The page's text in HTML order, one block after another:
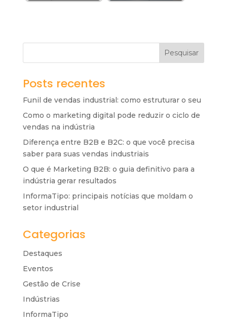
Pesquisar
Posts recentes
Funil de vendas industrial: como estruturar o seu
Como o marketing digital pode reduzir o ciclo de
vendas na indústria
Diferença entre B2B e B2C: o que você precisa
saber para suas vendas industriais
O que é Marketing B2B: o guia definitivo para a
indústria gerar resultados
InformaTipo: principais notícias que moldam o
setor industrial
Categorias
Destaques
Eventos
Gestão de Crise
Indústrias
InformaTipo